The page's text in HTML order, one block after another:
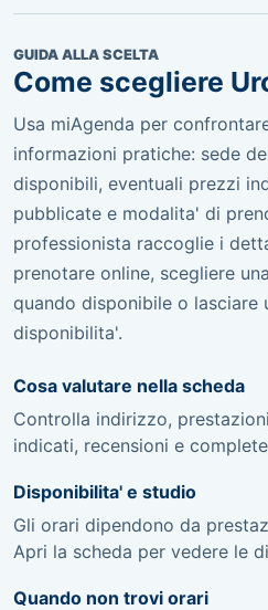
GUIDA ALLA SCELTA
Come scegliere
Usa miAgenda per
informazioni pratiche: sede
disponibili, eventuali prezzi
pubblicate e modalita' di
professionista raccoglie i
prenotare online, scegliere
quando disponibile o lasciare
disponibilita'.
Cosa valutare nella scheda
Controlla indirizzo,
indicati, recensioni e
Disponibilita' e studio
Gli orari dipendono da
Apri la scheda per vedere le
Quando non trovi orari